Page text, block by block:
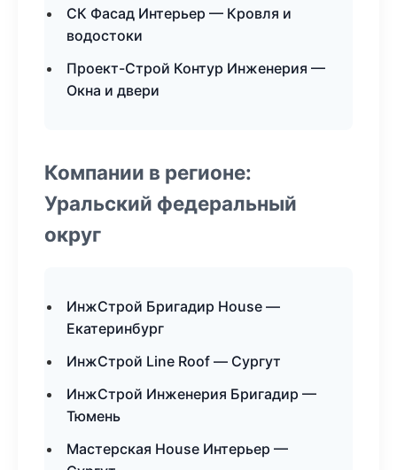
СК Фасад Интерьер — Кровля и
водостоки
Проект-Строй Контур Инженерия —
Окна и двери
Компании в регионе:
Уральский федеральный
округ
ИнжСтрой Бригадир House —
Екатеринбург
ИнжСтрой Line Roof — Сургут
ИнжСтрой Инженерия Бригадир —
Тюмень
Мастерская House Интерьер —